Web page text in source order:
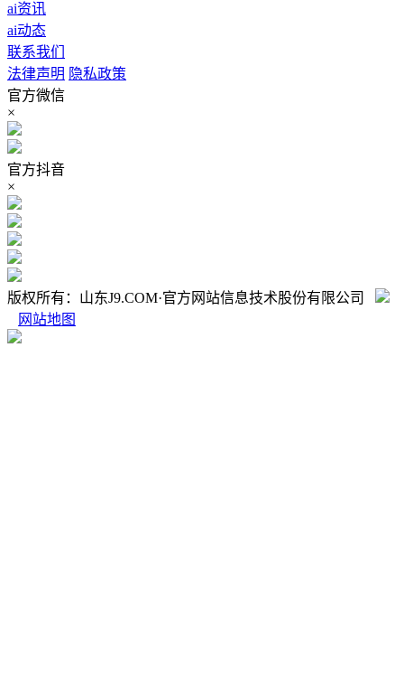
ai资讯
ai动态
联系我们
法律声明 隐私政策
官方微信
×
官方抖音
×
版权所有：山东J9.COM·官方网站信息技术股份有限公司
网站地图